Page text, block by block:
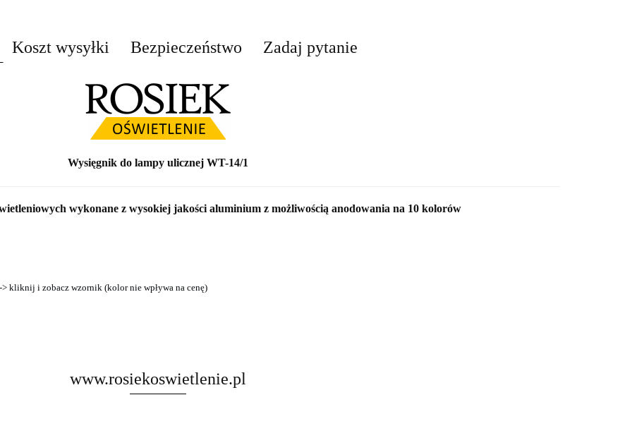
Koszt wysyłki Bezpieczeństwo Zadaj pytanie
Wysięgnik do lampy ulicznej WT-14/1
wykonane z wysokiej jakości aluminium z możliwością anodowania na 10 kolorów
-> kliknij i zobacz wzornik (kolor nie wpływa na cenę)
www.rosiekoswietlenie.pl